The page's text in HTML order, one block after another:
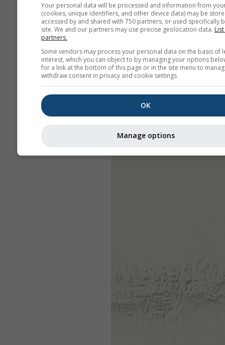
Your personal data will be processed and information from
(cookies, unique identifiers, and other device data) may be
accessed by and shared with 750 partners, or used specifically
site. We and our partners may use precise geolocation data.
partners.
Some vendors may process your personal data on the basis of
interest, which you can object to by managing your options
for a link at the bottom of this page or in the site menu to
withdraw consent in privacy and cookie settings.
OK
Manage options